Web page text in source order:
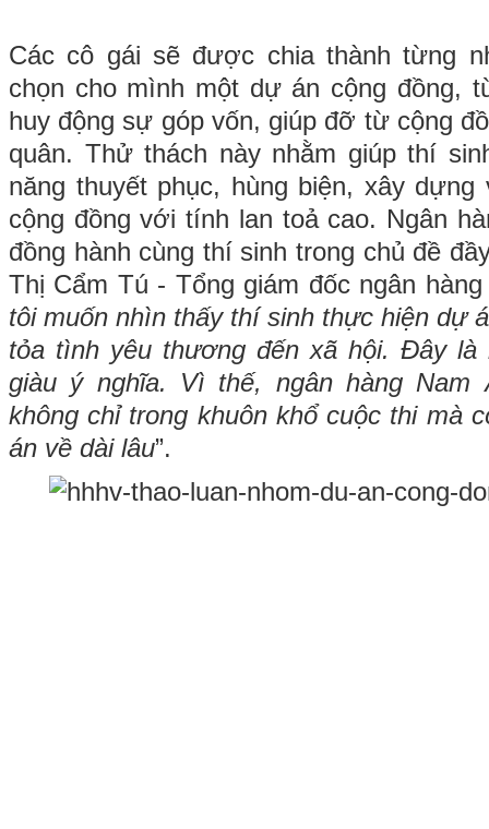
Các cô gái sẽ được chia thành từng
chọn cho mình một dự án cộng đồng,
huy động sự góp vốn, giúp đỡ từ cộng
quân. Thử thách này nhằm giúp thí
năng thuyết phục, hùng biện, xây
cộng đồng với tính lan toả cao. Ngân
đồng hành cùng thí sinh trong chủ đề
Thị Cẩm Tú - Tổng giám đốc ngân
tôi muốn nhìn thấy thí sinh thực hiện dự
tỏa tình yêu thương đến xã hội. Đây là
giàu ý nghĩa. Vì thế, ngân hàng Nam
không chỉ trong khuôn khổ cuộc thi mà
án về dài lâu”.